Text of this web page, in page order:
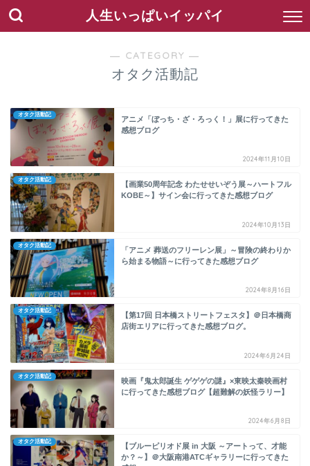
人生いっぱいイッパイ
― CATEGORY ―
オタク活動記
オタク活動記
アニメ「ぼっち・ざ・ろっく！」展に行ってきた
感想ブログ
2024年11月10日
オタク活動記
【画業50周年記念 わたせせいぞう展～ハートフル
KOBE～】サイン会に行ってきた感想ブログ
2024年10月13日
オタク活動記
「アニメ 葬送のフリーレン展」～冒険の終わりか
ら始まる物語～に行ってきた感想ブログ
2024年8月16日
オタク活動記
【第17回 日本橋ストリートフェスタ】＠日本橋商
店街エリアに行ってきた感想ブログ。
2024年6月24日
オタク活動記
映画『鬼太郎誕生 ゲゲゲの謎』×東映太秦映画村
に行ってきた感想ブログ【超難解の妖怪ラリー】
2024年6月8日
オタク活動記
【ブルーピリオド展 in 大阪 ～アートって、才能
か？～】＠大阪南港ATCギャラリーに行ってきた